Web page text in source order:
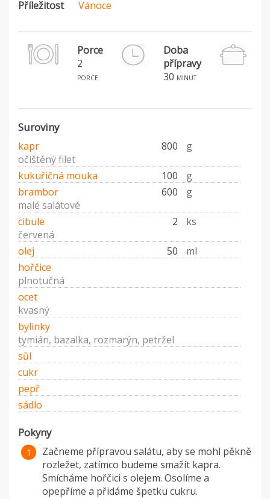
Příležitost
Vánoce
Porce
2
porce
Doba
přípravy
30 minut
Suroviny
kapr 800
g
očištěný filet
kukuřičná mouka
100
g
brambor
600
g
malé salátové
cibule
2
ks
červená
olej
50
ml
hořčice
plnotučná
ocet
kvasný
bylinky
tymián, bazalka, rozmarýn, petržel
sůl
cukr
pepř
sádlo
Pokyny
Začneme přípravou salátu, aby se mohl pěkně
rozležet, zatímco budeme smažit kapra.
Smícháme hořčici s olejem. Osolíme a
opepříme a přidáme špetku cukru.